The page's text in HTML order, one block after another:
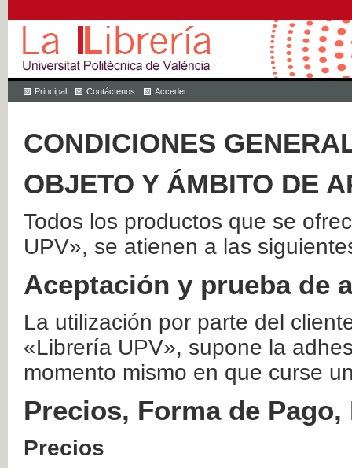
Principal Contáctenos Acceder
CONDICIONES
OBJETO Y ÁMBITO DE
Todos los productos que se
UPV», se atienen a las
Aceptación y prueba de
La utilización por parte del
«Librería UPV», supone la
momento mismo en que curse
Precios, Forma de
Precios